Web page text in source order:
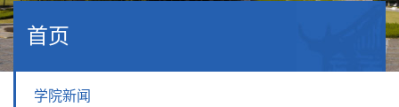
首页
学院新闻